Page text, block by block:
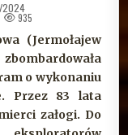
2024
935
(Jermołajew
o wykonaniu
Przez 83 lata
załogi. Do